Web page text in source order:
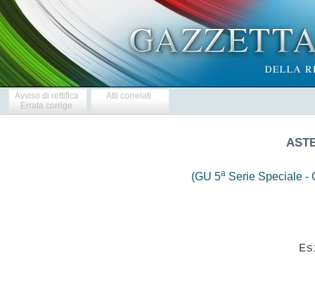
Avviso di rettifica
Errata corrige
Atti correlati
(GU 5a Serie Speciale -